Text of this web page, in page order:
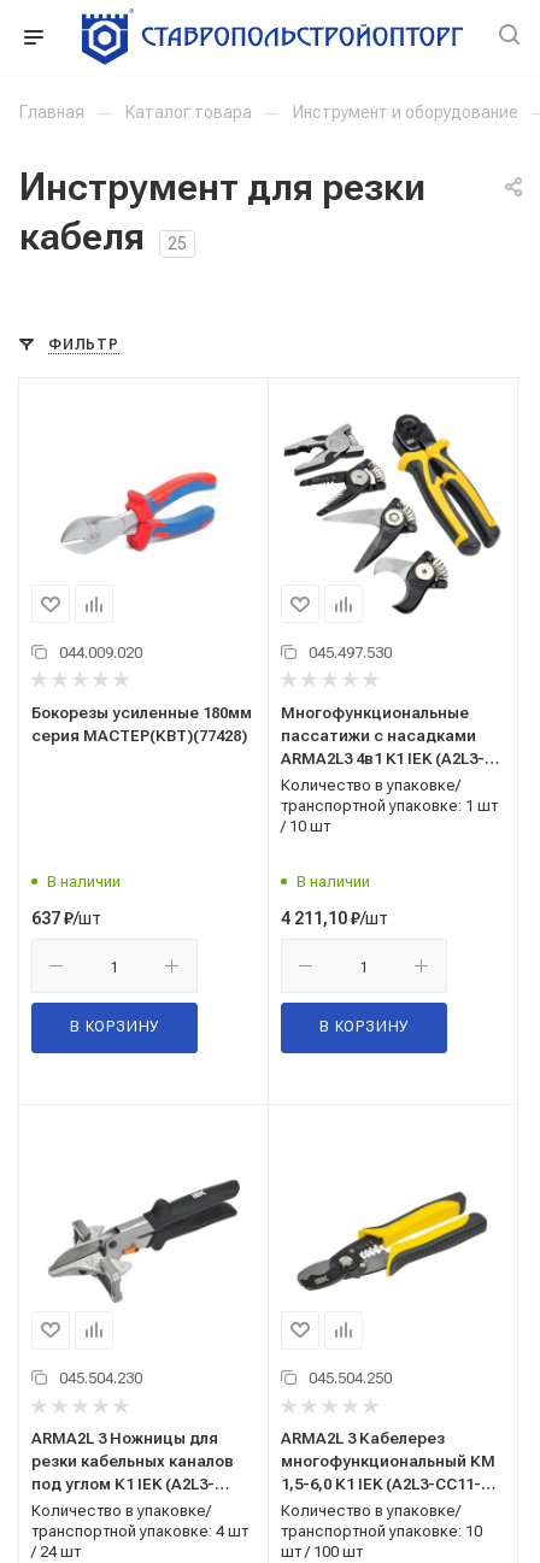
Главная — Каталог товара — Инструмент и оборудование
Инструмент для резки
кабеля
25
ФИЛЬТР
044.009.020
Бокорезы усиленные 180мм
серия МАСТЕР(КВТ)(77428)
В наличии
637₽/шт
В КОРЗИНУ
045.497.530
Многофункциональные
пассатижи с насадками
ARMA2L3 4в1 K1 IEK (A2L3-
NP10-K1-N04-04)
Количество в упаковке/
транспортной упаковке: 1 шт
/ 10 шт
В наличии
4 211,10₽/шт
В КОРЗИНУ
045.504.230
ARMA2L 3 Ножницы для
резки кабельных каналов
под углом К1 IEK (A2L3-
CP11-K1-1-2)
Количество в упаковке/
транспортной упаковке: 4 шт
/ 24 шт
045.504.250
ARMA2L 3 Кабелерез
многофункциональный КМ
1,5-6,0 К1 IEK (A2L3-CC11-
K1-1-2)
Количество в упаковке/
транспортной упаковке: 10
шт / 100 шт